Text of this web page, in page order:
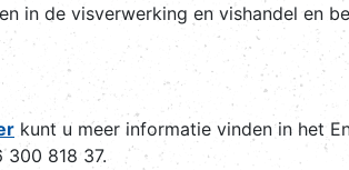
in de visverwerking en vishandel en
kunt u meer informatie vinden in het
300 818 37.